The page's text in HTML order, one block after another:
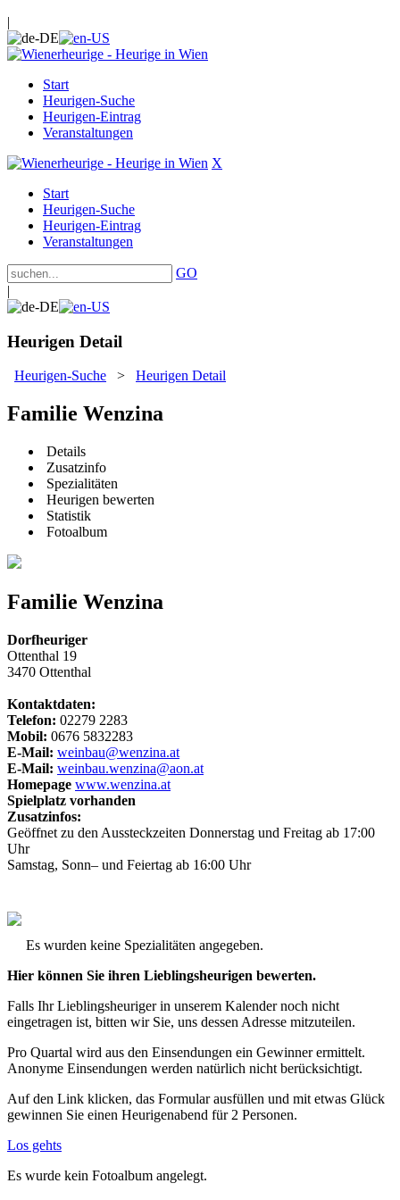
|
Start
Heurigen-Suche
Heurigen-Eintrag
Veranstaltungen
X
Start
Heurigen-Suche
Heurigen-Eintrag
Veranstaltungen
GO
|
Heurigen Detail
Heurigen-Suche > Heurigen Detail
Familie Wenzina
Details
Zusatzinfo
Spezialitäten
Heurigen bewerten
Statistik
Fotoalbum
Familie Wenzina
Dorfheuriger
Ottenthal 19
3470 Ottenthal
Kontaktdaten:
Telefon: 02279 2283
Mobil: 0676 5832283
E-Mail: weinbau@wenzina.at
E-Mail: weinbau.wenzina@aon.at
Homepage www.wenzina.at
Spielplatz vorhanden
Zusatzinfos:
Geöffnet zu den Aussteckzeiten Donnerstag und Freitag ab 17:00
Uhr
Samstag, Sonn– und Feiertag ab 16:00 Uhr
Es wurden keine Spezialitäten angegeben.
Hier können Sie ihren Lieblingsheurigen bewerten.
Falls Ihr Lieblingsheuriger in unserem Kalender noch nicht
eingetragen ist, bitten wir Sie, uns dessen Adresse mitzuteilen.
Pro Quartal wird aus den Einsendungen ein Gewinner ermittelt.
Anonyme Einsendungen werden natürlich nicht berücksichtigt.
Auf den Link klicken, das Formular ausfüllen und mit etwas Glück
gewinnen Sie einen Heurigenabend für 2 Personen.
Los gehts
Es wurde kein Fotoalbum angelegt.